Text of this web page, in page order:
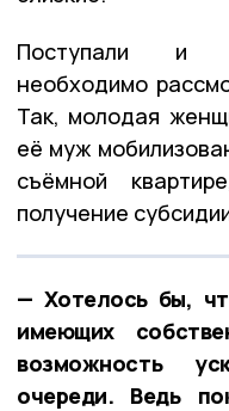
Поступали и
необходимо
Так, молодая
её муж
съёмной
получение
— Хотелось бы,
имеющих
возможность
очереди. Ведь